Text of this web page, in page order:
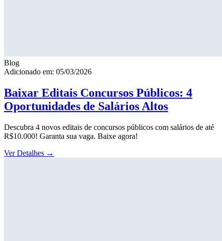
Blog
Adicionado em: 05/03/2026
Baixar Editais Concursos Públicos: 4
Oportunidades de Salários Altos
Descubra 4 novos editais de concursos públicos com salários de até
R$10.000! Garanta sua vaga. Baixe agora!
Ver Detalhes →